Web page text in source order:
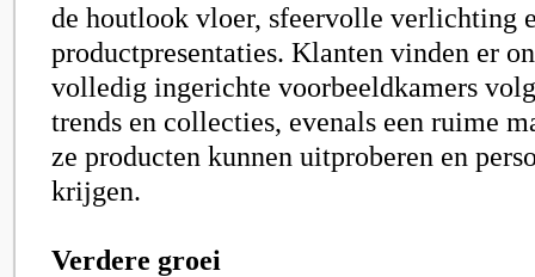
de houtlook vloer, sfeervolle verlichting
productpresentaties. Klanten vinden er
volledig ingerichte voorbeeldkamers
trends en collecties, evenals een ruime
ze producten kunnen uitproberen en
krijgen.
Verdere groei